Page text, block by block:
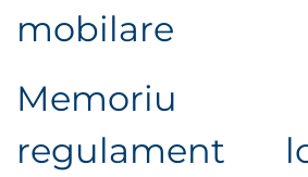
mobilare
Memoriu
regulament